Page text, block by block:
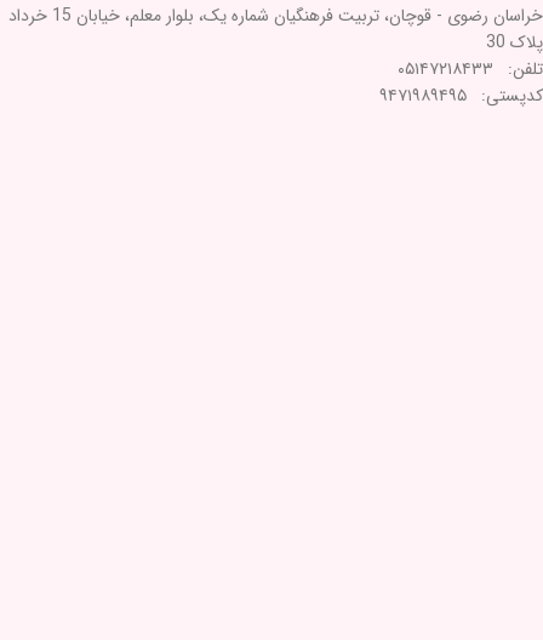
خراسان رضوی - قوچان، تربیت فرهنگیان شماره یک، بلوار معلم، خیابان 15 خرداد
پلاک 30
تلفن: ۰۵۱۴۷۲۱۸۴۳۳
کدپستی: ۹۴۷۱۹۸۹۴۹۵